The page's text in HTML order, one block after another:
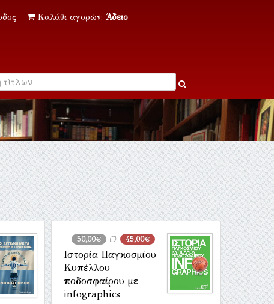
Καλάθι αγορών: Άδειο
50,00€ 45,00€
Ιστορία Παγκοσμίου
Κυπέλλου
ποδοσφαίρου με
infographics